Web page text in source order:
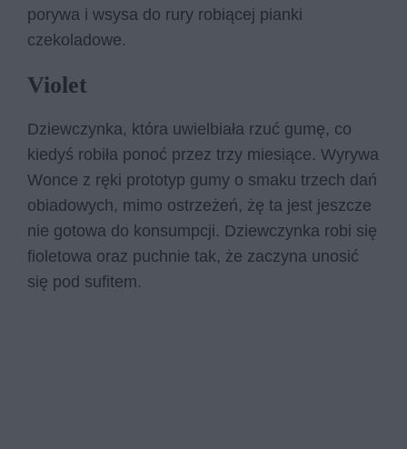
porywa i wsysa do rury robiącej pianki
czekoladowe.
Violet
Dziewczynka, która uwielbiała rzuć gumę, co
kiedyś robiła ponoć przez trzy miesiące. Wyrywa
Wonce z ręki prototyp gumy o smaku trzech dań
obiadowych, mimo ostrzeżeń, żę ta jest jeszcze
nie gotowa do konsumpcji. Dziewczynka robi się
fioletowa oraz puchnie tak, że zaczyna unosić
się pod sufitem.